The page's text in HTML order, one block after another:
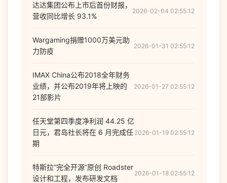
达达集团公布上市后首份财报，
营收同比增长 93.1%
2026-02-04 02:55:12
Wargaming捐赠1000万美元助
力防疫
2026-01-31 02:55:12
IMAX China公布2018全年财务
业绩，并公布2019年将上映的
21部影片
2026-01-27 02:55:12
任天堂第四季度净利润 44.25 亿
日元，君岛社长将在 6 月完成任
期
2026-01-19 02:55:12
特斯拉“完全开源”原创 Roadster
设计和工程，发布研发文档
2026-01-18 02:55:12